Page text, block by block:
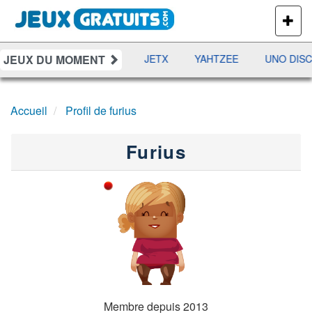
PLUS
DE
JEUX
JEUX DU MOMENT
DAMES RAMI JETX YAHTZEE UNO
Accueil Profil de furius
Furius
Membre depuis 2013